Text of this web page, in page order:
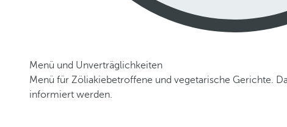
Menü und Unverträglichkeiten
Menü für Zöliakiebetroffene und vegetarische Gerichte.
informiert werden.